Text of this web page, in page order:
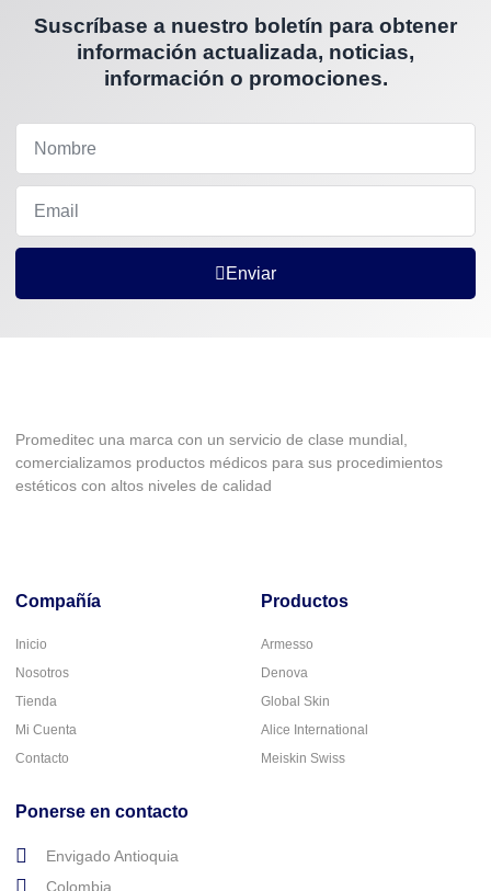
Suscríbase a nuestro boletín para obtener
información actualizada, noticias,
información o promociones.
Enviar
Promeditec una marca con un servicio de clase mundial,
comercializamos productos médicos para sus procedimientos
estéticos con altos niveles de calidad
Compañía
Inicio
Nosotros
Tienda
Mi Cuenta
Contacto
Productos
Armesso
Denova
Global Skin
Alice International
Meiskin Swiss
Ponerse en contacto
Envigado Antioquia
Colombia